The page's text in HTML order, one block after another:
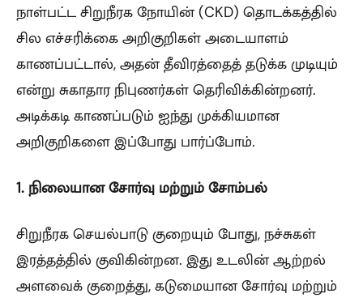
நாள்பட்ட சிறுநீரக நோயின் (CKD) தொடக்கத்தில்
சில எச்சரிக்கை அறிகுறிகள் அடையாளம்
காணப்பட்டால், அதன் தீவிரத்தைத் தடுக்க முடியும்
என்று சுகாதார நிபுணர்கள் தெரிவிக்கின்றனர்.
அடிக்கடி காணப்படும் ஐந்து முக்கியமான
அறிகுறிகளை இப்போது பார்ப்போம்.
1. நிலையான சோர்வு மற்றும் சோம்பல்
சிறுநீரக செயல்பாடு குறையும் போது, நச்சுகள்
இரத்தத்தில் குவிகின்றன. இது உடலின் ஆற்றல்
அளவைக் குறைத்து, கடுமையான சோர்வு மற்றும்